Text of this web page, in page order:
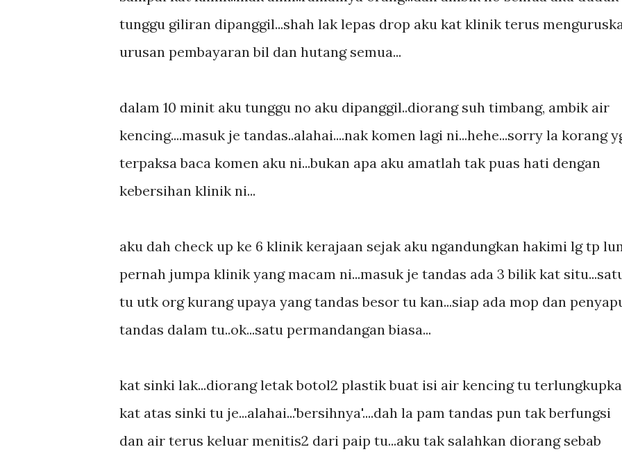
tunggu giliran dipanggil...shah lak lepas drop aku kat klinik terus
urusan pembayaran bil dan hutang semua...
dalam 10 minit aku tunggu no aku dipanggil..diorang suh timbang, ambik air
kencing....masuk je tandas..alahai....nak komen lagi ni...hehe...sorry la korang
terpaksa baca komen aku ni...bukan apa aku amatlah tak puas hati dengan
kebersihan klinik ni...
aku dah check up ke 6 klinik kerajaan sejak aku ngandungkan hakimi lg tp
pernah jumpa klinik yang macam ni...masuk je tandas ada 3 bilik kat
tu utk org kurang upaya yang tandas besor tu kan...siap ada mop dan
tandas dalam tu..ok...satu permandangan biasa...
kat sinki lak...diorang letak botol2 plastik buat isi air kencing tu
kat atas sinki tu je...alahai...'bersihnya'....dah la pam tandas pun tak berfungsi
dan air terus keluar menitis2 dari paip tu...aku tak salahkan diorang sebab